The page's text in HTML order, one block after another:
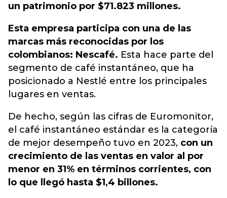
un patrimonio por $71.823 millones.
Esta empresa participa con una de las
marcas más reconocidas por los
colombianos: Nescafé. Esta hace parte del
segmento de café instantáneo, que ha
posicionado a Nestlé entre los principales
lugares en ventas.
De hecho, según las cifras de Euromonitor,
el café instantáneo estándar es la categoría
de mejor desempeño tuvo en 2023, con un
crecimiento de las ventas en valor al por
menor en 31% en términos corrientes, con
lo que llegó hasta $1,4 billones.